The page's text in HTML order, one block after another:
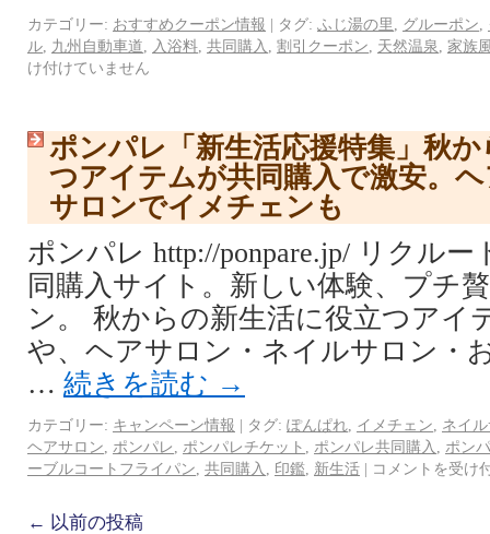
カテゴリー: おすすめクーポン情報 | タグ: ふじ湯の里 グルーポン
ル 九州自動車道 入浴料 共同購入 割引クーポン 天然温泉
家族
け付けていません
ポンパレ「新生活応援特集」秋
つアイテムが共同購入で激安。
サロンでイメチェンも
ポンパレ http://ponpare.jp/ リクル
同購入サイト。新しい体験、プチ
ン。 秋からの新生活に役立つアイ
や、ヘアサロン・ネイルサロン・
… 続きを読む →
カテゴリー: キャンペーン情報 | タグ: ぽんぱれ イメチェン
ネイ
ヘアサロン
ポンパレ ポンパレチケット ポンパレ共同購入
ポン
ーブルコートフライパン 共同購入 印鑑 新生活 | コメントを受け
← 以前の投稿